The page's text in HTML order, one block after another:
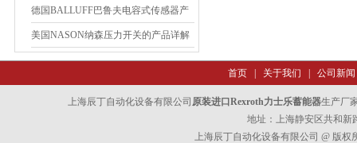
数
德国BALLUFF巴鲁夫电容式传感器产
品简介
美国NASON纳森压力开关的产品详解
首页| 关于我们 公司新闻
上海辰丁自动化设备有限公司 原装进口Rexroth力士乐蓄能器生产厂
地址：上海静安区共和新
上海辰丁自动化设备有限公司 @ 版权